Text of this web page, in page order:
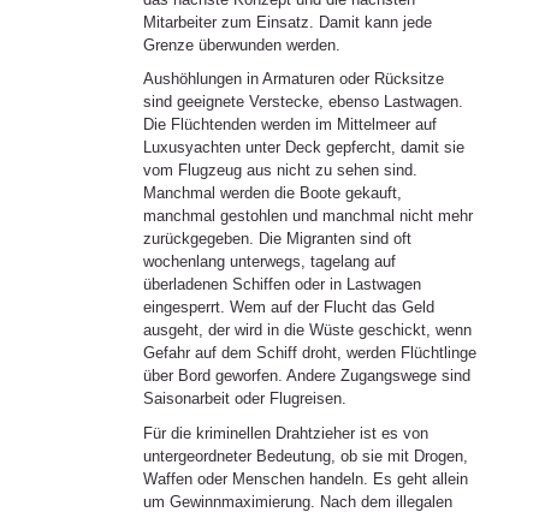
Mitarbeiter zum Einsatz. Damit kann jede
Grenze überwunden werden.
Aushöhlungen in Armaturen oder Rücksitze
sind geeignete Verstecke, ebenso Lastwagen.
Die Flüchtenden werden im Mittelmeer auf
Luxusyachten unter Deck gepfercht, damit sie
vom Flugzeug aus nicht zu sehen sind.
Manchmal werden die Boote gekauft,
manchmal gestohlen und manchmal nicht mehr
zurückgegeben. Die Migranten sind oft
wochenlang unterwegs, tagelang auf
überladenen Schiffen oder in Lastwagen
eingesperrt. Wem auf der Flucht das Geld
ausgeht, der wird in die Wüste geschickt, wenn
Gefahr auf dem Schiff droht, werden Flüchtlinge
über Bord geworfen. Andere Zugangswege sind
Saisonarbeit oder Flugreisen.
Für die kriminellen Drahtzieher ist es von
untergeordneter Bedeutung, ob sie mit Drogen,
Waffen oder Menschen handeln. Es geht allein
um Gewinnmaximierung. Nach dem illegalen